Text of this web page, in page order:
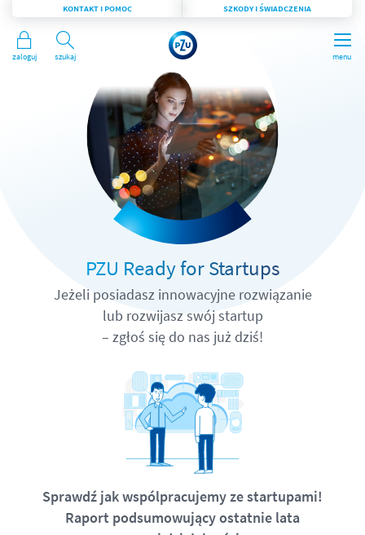
menu
Szukaj
KONTAKT I POMOC SZKODY I ŚWIADCZENIA
Zaloguj
PZU Ready for Startups
Jeżeli posiadasz innowacyjne rozwiązanie
lub rozwijasz swój startup
– zgłoś się do nas już dziś!
Sprawdź jak wspólpracujemy zestartupami!
Raport podsumowujący ostatnie lata